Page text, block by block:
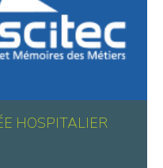
HOSPITALIER